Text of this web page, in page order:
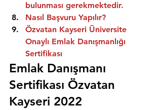
bulunması gerekmektedir.
Nasıl Başvuru Yapılır?
Özvatan Kayseri Üniversite
Onaylı Emlak Danışmanlığı
Sertifikası
Emlak Danışmanı
Sertifikası Özvatan
Kayseri 2022